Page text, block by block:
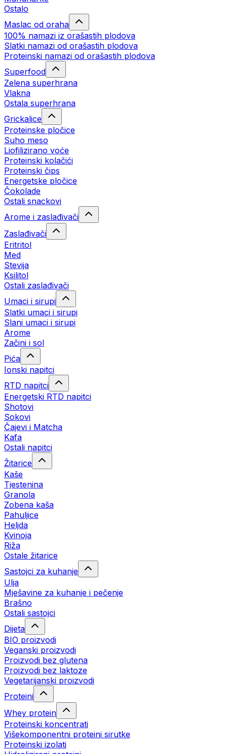
Ostalo
Maslac od oraha
100% namazi iz orašastih plodova
Slatki namazi od orašastih plodova
Proteinski namazi od orašastih plodova
Superfood
Zelena superhrana
Vlakna
Ostala superhrana
Grickalice
Proteinske pločice
Suho meso
Liofilizirano voće
Proteinski kolačići
Proteinski čips
Energetske pločice
Čokolade
Ostali snackovi
Arome i zaslađivači
Zaslađivači
Eritritol
Med
Stevija
Ksilitol
Ostali zaslađivači
Umaci i sirupi
Slatki umaci i sirupi
Slani umaci i sirupi
Arome
Začini i sol
Pića
Ionski napitci
RTD napitci
Energetski RTD napitci
Shotovi
Sokovi
Čajevi i Matcha
Kafa
Ostali napitci
Žitarice
Kaše
Tjestenina
Granola
Zobena kaša
Pahuljice
Heljda
Kvinoja
Riža
Ostale žitarice
Sastojci za kuhanje
Ulja
Mješavine za kuhanje i pečenje
Brašno
Ostali sastojci
Dijeta
BIO proizvodi
Veganski proizvodi
Proizvodi bez glutena
Proizvodi bez laktoze
Vegetarijanski proizvodi
Proteini
Whey protein
Proteinski koncentrati
Višekomponentni proteini sirutke
Proteinski izolati